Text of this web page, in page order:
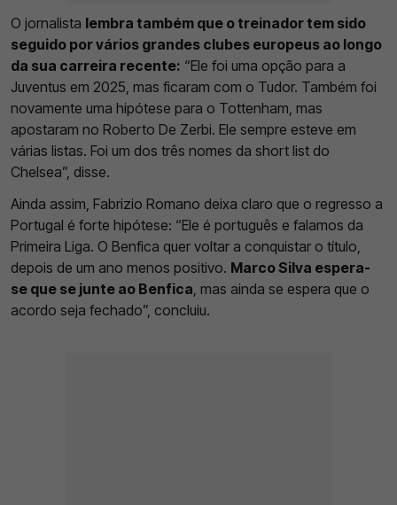
O jornalista lembra também que o treinador tem sido
seguido por vários grandes clubes europeus ao longo
da sua carreira recente: “Ele foi uma opção para a
Juventus em 2025, mas ficaram com o Tudor. Também foi
novamente uma hipótese para o Tottenham, mas
apostaram no Roberto De Zerbi. Ele sempre esteve em
várias listas. Foi um dos três nomes da short list do
Chelsea”, disse.
Ainda assim, Fabrizio Romano deixa claro que o regresso a
Portugal é forte hipótese: “Ele é português e falamos da
Primeira Liga. O Benfica quer voltar a conquistar o título,
depois de um ano menos positivo. Marco Silva espera-
se que se junte ao Benfica, mas ainda se espera que o
acordo seja fechado”, concluiu.